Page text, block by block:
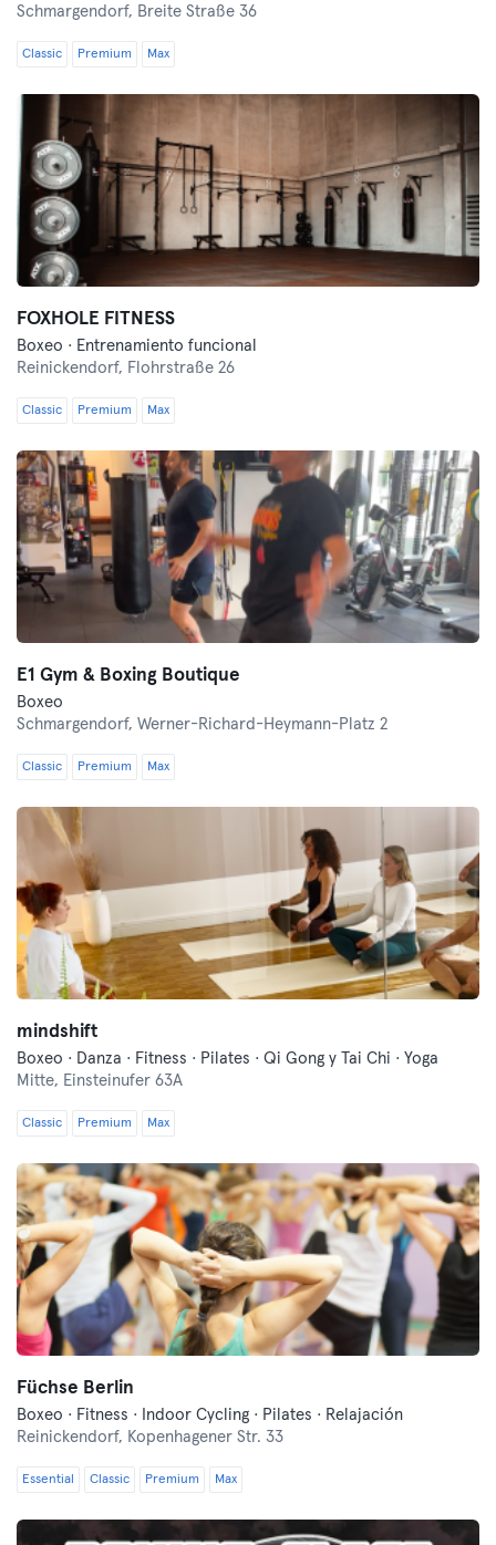
Schmargendorf, Breite Straße 36
Classic Premium Max
FOXHOLE FITNESS
Boxeo · Entrenamiento funcional
Reinickendorf, Flohrstraße 26
Classic Premium Max
E1 Gym & Boxing Boutique
Boxeo
Schmargendorf, Werner-Richard-Heymann-Platz 2
Classic Premium Max
mindshift
Boxeo · Danza · Fitness · Pilates · Qi Gong y Tai Chi · Yoga
Mitte, Einsteinufer 63A
Classic Premium Max
Füchse Berlin
Boxeo · Fitness · Indoor Cycling · Pilates · Relajación
Reinickendorf, Kopenhagener Str. 33
Essential Classic Premium Max